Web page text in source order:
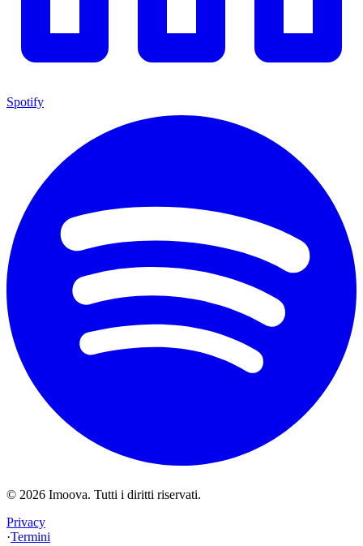
Spotify
© 2026 Imoova. Tutti i diritti riservati.
Privacy
·Termini